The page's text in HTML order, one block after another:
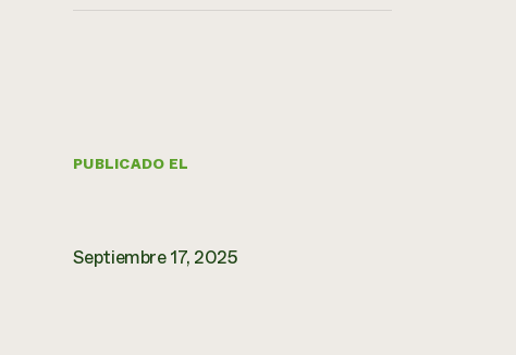
PUBLICADO EL
Septiembre 17, 2025